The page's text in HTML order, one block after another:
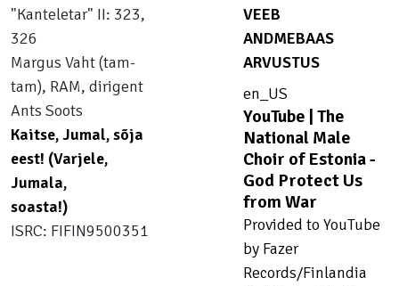
"Kanteletar" II: 323,
326
Margus Vaht (tam-
tam), RAM, dirigent
Ants Soots
Kaitse, Jumal, sõja
eest! (Varjele,
Jumala,
soasta!)
ISRC: FIFIN9500351
VEEB
ANDMEBAAS
ARVUSTUS
en_US
YouTube | The
National Male
Choir of Estonia -
God Protect Us
from War
Provided to YouTube
by Fazer
Records/Finlandia